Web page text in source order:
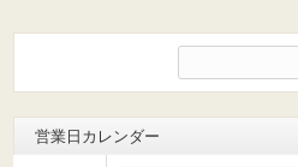
索:
営業日カレンダー